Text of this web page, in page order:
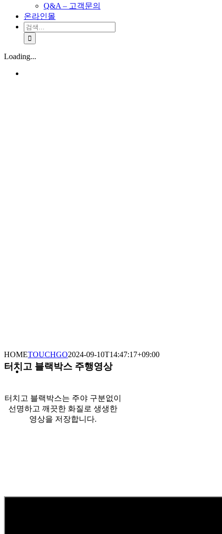
Q&A – 고객문의
온라인몰
검
색:
Loading...
HOMETOUCHGO2024-09-10T14:47:17+09:00
터치고 블랙박스 주행영상
터치고 블랙박스는 주야 구분없이
선명하고 깨끗한 화질로 생생한
영상을 저장합니다.